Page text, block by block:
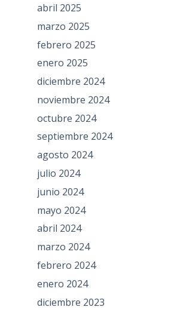
abril 2025
marzo 2025
febrero 2025
enero 2025
diciembre 2024
noviembre 2024
octubre 2024
septiembre 2024
agosto 2024
julio 2024
junio 2024
mayo 2024
abril 2024
marzo 2024
febrero 2024
enero 2024
diciembre 2023